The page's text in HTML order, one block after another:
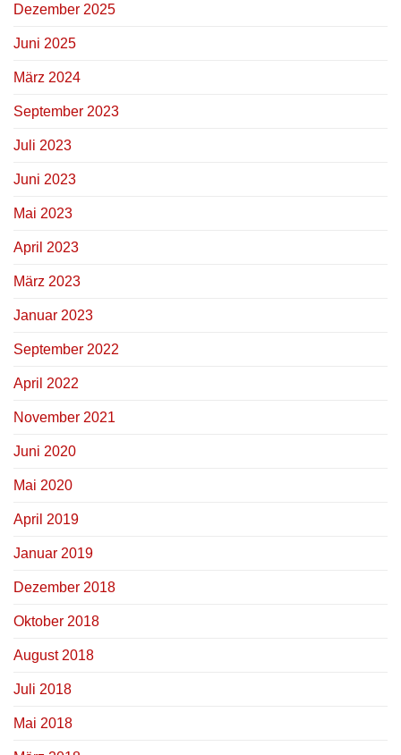
Dezember 2025
Juni 2025
März 2024
September 2023
Juli 2023
Juni 2023
Mai 2023
April 2023
März 2023
Januar 2023
September 2022
April 2022
November 2021
Juni 2020
Mai 2020
April 2019
Januar 2019
Dezember 2018
Oktober 2018
August 2018
Juli 2018
Mai 2018